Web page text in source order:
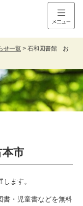
せ一覧 > 石和図書館 お
市
ます。
書・児童書などを無料